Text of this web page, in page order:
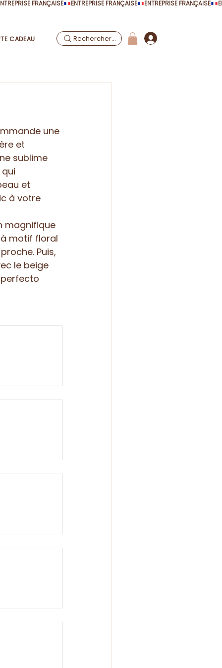
CADEAU Rechercher...
une
et
sublime
et
à votre
magnifique
motif floral
Puis,
le beige